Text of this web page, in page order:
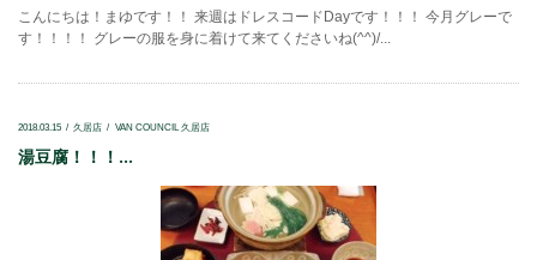
こんにちは！まゆです！！ 来週はドレスコードDayです！！！ 今月グレーで
す！！！！ グレーの服を身に着けて来てくださいね(^^)/...
2018.03.15 久居店 VAN COUNCIL 久居店
湯豆腐！！！...